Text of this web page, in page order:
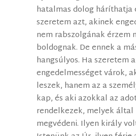
hatalmas dolog háríthatja
szeretem azt, akinek
nem rabszolgának érzem
boldognak. De ennek a
hangsúlyos. Ha szeretem
engedelmességet várok,
leszek, hanem az a
kap, és aki azokkal az
rendelkezek, melyek által
megvédeni. Ilyen király